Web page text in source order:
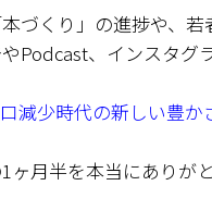
づくり」の進捗や、
Podcast、インスタグ
減少時代の新しい豊
ヶ月半を本当にありが